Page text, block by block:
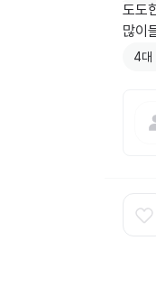
도도
많이
4대